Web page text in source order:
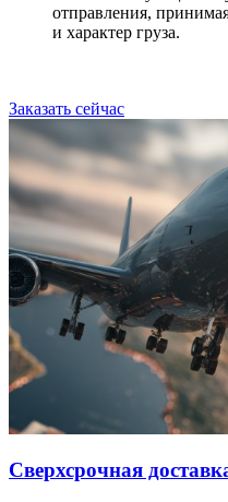
отправления,
и характер груза.
Заказать сейчас
Сверхсрочная